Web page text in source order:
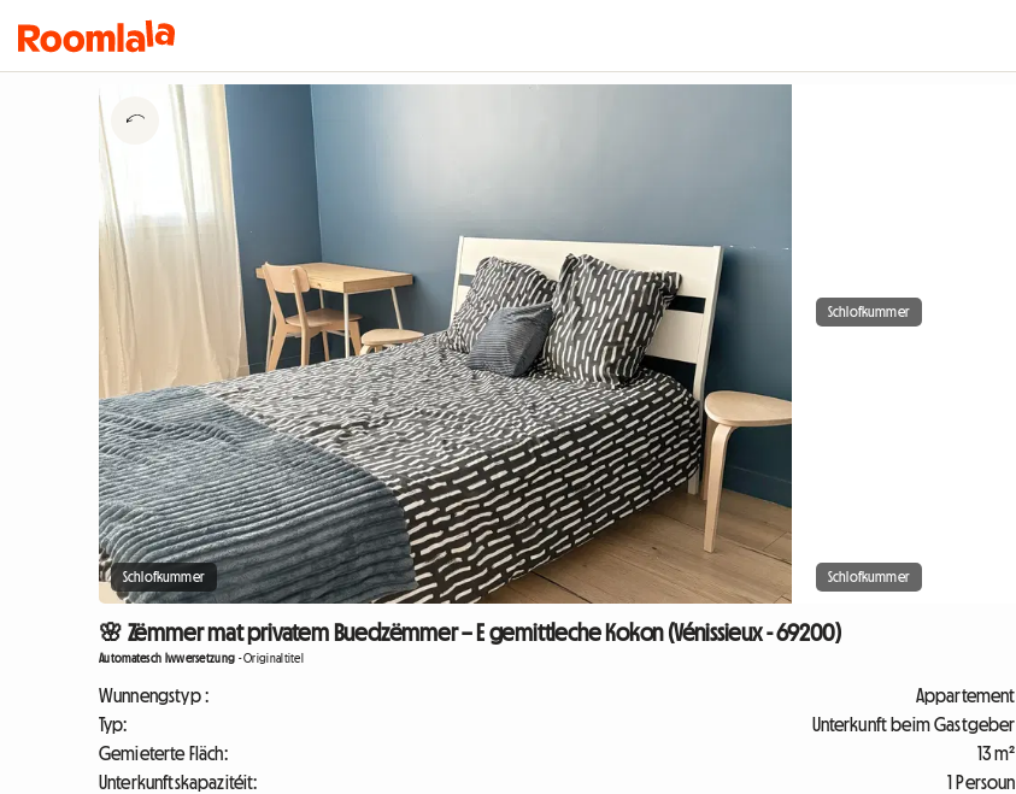
Schlofkummer
Schlofkummer
Schlofkummer
🌸 Zëmmer mat privatem Buedzëmmer – E gemittleche Kokon (Vénissieux - 69200)
Automatesch Iwwersetzung -Originaltitel
Wunnengstyp :
Appartement
Typ:
Unterkunft beim Gastgeber
Gemieterte Fläch:
13 m²
Unterkunftskapazitéit:
1 Persoun